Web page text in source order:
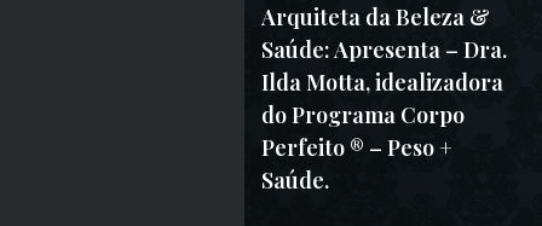
Arquiteta da Beleza &
Saúde: Apresenta – Dra.
Ilda Motta, idealizadora
do Programa Corpo
Perfeito ® – Peso +
Saúde.